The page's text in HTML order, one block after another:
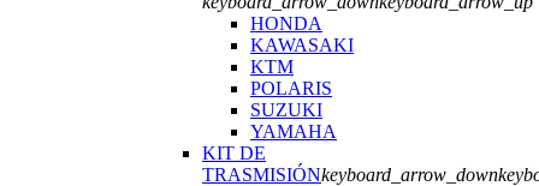
HONDA
KAWASAKI
KTM
POLARIS
SUZUKI
YAMAHA
KIT DE
TRASMISIÓNkeyboard_arrow_down